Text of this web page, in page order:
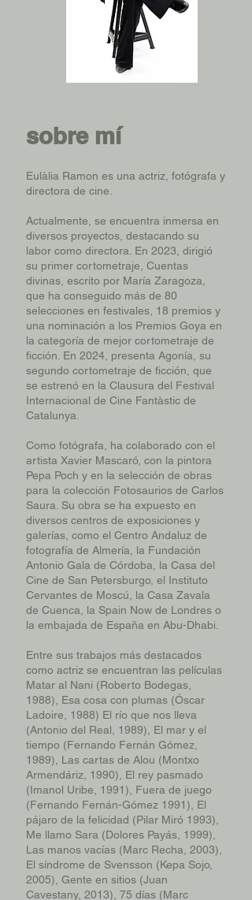
sobre mí
Eulàlia Ramon es una actriz, fotógrafa y
directora de cine.
Actualmente, se encuentra inmersa en
diversos proyectos, destacando su
labor como directora. En 2023, dirigió
su primer cortometraje, Cuentas
divinas, escrito por María Zaragoza,
que ha conseguido más de 80
selecciones en festivales, 18 premios y
una nominación a los Premios Goya en
la categoría de mejor cortometraje de
ficción. En 2024, presenta Agonía, su
segundo cortometraje de ficción, que
se estrenó en la Clausura del Festival
Internacional de Cine Fantàstic de
Catalunya.
Como fotógrafa, ha colaborado con el
artista Xavier Mascaró, con la pintora
Pepa Poch y en la selección de obras
para la colección Fotosaurios de Carlos
Saura. Su obra se ha expuesto en
diversos centros de exposiciones y
galerías, como el Centro Andaluz de
fotografía de Almería, la Fundación
Antonio Gala de Córdoba, la Casa del
Cine de San Petersburgo, el Instituto
Cervantes de Moscú, la Casa Zavala
de Cuenca, la Spain Now de Londres o
la embajada de España en Abu-Dhabi.
Entre sus trabajos más destacados
como actriz se encuentran las películas
Matar al Nani (Roberto Bodegas,
1988), Esa cosa con plumas (Óscar
Ladoire, 1988) El río que nos lleva
(Antonio del Real, 1989), El mar y el
tiempo (Fernando Fernán Gómez,
1989), Las cartas de Alou (Montxo
Armendáriz, 1990), El rey pasmado
(Imanol Uribe, 1991), Fuera de juego
(Fernando Fernán-Gómez 1991), El
pájaro de la felicidad (Pilar Miró 1993),
Me llamo Sara (Dolores Payás, 1999),
Las manos vacías (Marc Recha, 2003),
El síndrome de Svensson (Kepa Sojo,
2005), Gente en sitios (Juan
Cavestany, 2013), 75 días (Marc